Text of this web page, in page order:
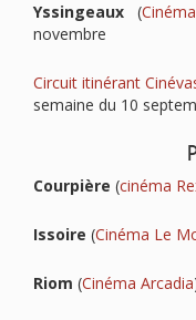
Yssingeaux (
novembre
Circuit itinérant
semaine du 10
Courpière (cinéma
Issoire (Cinéma Le
Riom (Cinéma Arcadia